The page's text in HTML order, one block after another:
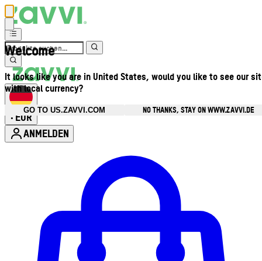
Welcome
It looks like you are in United States, would you like to see our
with local currency?
GO TO US.ZAVVI.COM
NO THANKS, STAY ON WWW.ZAVVI.DE
• EUR
ANMELDEN